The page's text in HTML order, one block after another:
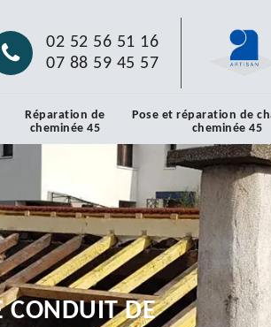
02 52 56 51 16
07 88 59 45 57
Réparation de
cheminée 45
Pose et réparation de
cheminée 45
CONDUIT DE